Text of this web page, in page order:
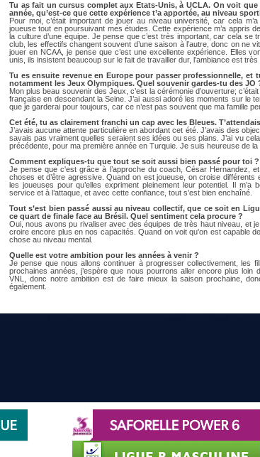
Tu as fait un cursus complet aux Etats-Unis, à UCLA. On voit
année, qu’est-ce que cette expérience t’a apportée, au niveau
Pour moi, c’était important de jouer au niveau université, car cela
joueuse tout en poursuivant mes études. Cette expérience m’a appris
la culture d’une équipe. Je pense que c’est très important, car cela se
club, les effectifs changent souvent d’une saison à l’autre, donc on ne
jouer en NCAA, je pense que c’est une excellente expérience. Elles
unis, ils insistent beaucoup sur le fait de travailler dur, l’ambiance est
Tu es ensuite revenue en Europe pour passer professionnelle,
notamment les Jeux Olympiques. Quel souvenir gardes-tu des JO
Mon plus beau souvenir des Jeux, c’est la cérémonie d’ouverture;
française en descendant la Seine. J’ai aussi adoré les moments sur le
que je garderai pour toujours, car ce n’est pas souvent que ma famille
Cet été, tu as clairement franchi un cap avec les Bleues.
J’avais aucune attente particulière en abordant cet été. J’avais des
savais pas vraiment quelles seraient ses idées ou ses plans. J’ai vu
précédente, pour ma première année en Turquie. Je suis heureuse de
Comment expliques-tu que tout se soit aussi bien passé pour toi ?
Je pense que c'est grâce à l’approche du coach, César Hernandez,
choses et d’être agressive. Quand on est joueuse, on croise
les joueuses pour qu’elles expriment pleinement leur potentiel. Il
service et à l’attaque, et avec cette confiance, tout s’est bien enchaîné.
Tout s’est bien passé aussi au niveau collectif, que ce soit en
ce quart de finale face au Brésil. Quel sentiment cela procure ?
Oui, nous avons pu rivaliser avec des équipes de très haut niveau, et
croire encore plus en nos capacités. Quand on voit qu'on est capable
chose au niveau mental.
Quelle est votre ambition pour les années à venir ?
Je pense que nous allons continuer à progresser collectivement, les
prochaines années, j’espère que nous pourrons aller encore plus
VNL, donc notre ambition est de faire mieux la saison prochaine,
également.